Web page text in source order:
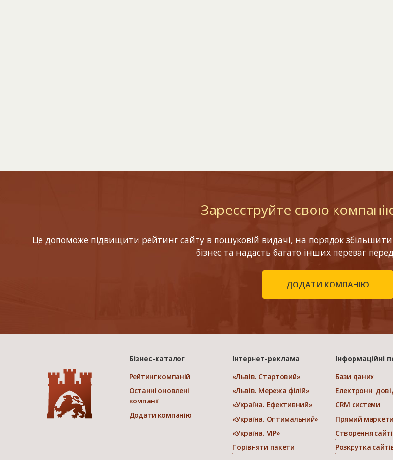
Зареєструйте свою
Це допоможе підвищити рейтинг сайту в пошуковій видачі, на порядок збільшити
бізнес та надасть багато інших переваг
ДОДАТИ КОМПАНІЮ
Бізнес-каталог
Рейтинг компаній
Останні оновлені
компанії
Додати компанію
Інтернет-реклама
«Львів. Стартовий»
«Львів. Мережа філій»
«Україна. Ефективний»
«Україна. Оптимальний»
«Україна. VIP»
Порівняти пакети
Інформаційні
Бази даних
Електронні
CRM системи
Прямий
Створення
Розкрутка